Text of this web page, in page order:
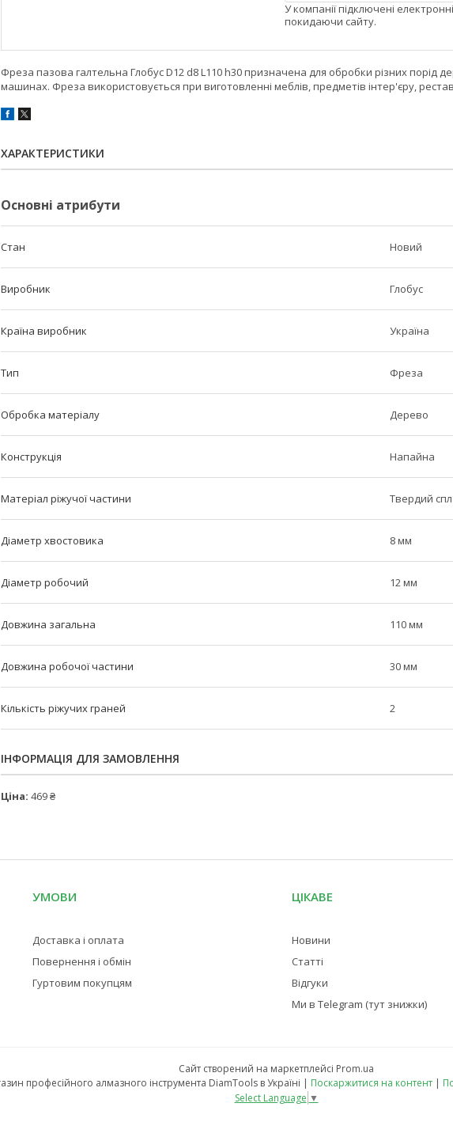
У компанії підключені
покидаючи сайту.
Фреза пазова галтельна Глобус D12 d8 L110 h30 призначена для обробки різних
машинах. Фреза використовується при виготовленні меблів, предметів інтер'єру,
ХАРАКТЕРИСТИКИ
Основні атрибути
Стан Новий
Виробник Глобус
Країна виробник Україна
Тип Фреза
Обробка матеріалу Дерево
Конструкція Напайна
Матеріал ріжучої частини Твердий
Діаметр хвостовика 8 мм
Діаметр робочий 12 мм
Довжина загальна 110 мм
Довжина робочої частини 30 мм
Кількість ріжучих граней 2
ІНФОРМАЦІЯ ДЛЯ ЗАМОВЛЕННЯ
Ціна: 469 ₴
УМОВИ
Доставка і оплата
Повернення і обмін
Гуртовим покупцям
ЦІКАВЕ
Новини
Статті
Відгуки
Ми в Telegram (тут знижки)
Сайт створений на маркетплейсі Prom.ua
Магазин професійного алмазного інструмента DiamTools в Україні | Поскаржитися на контент |
Select Language ▼